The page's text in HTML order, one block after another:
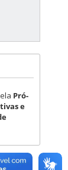
Pró-
e